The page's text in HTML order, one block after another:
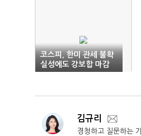
코스피, 한미 관세 불확
실성에도 강보합 마감
김규리
경청하고 질문하는